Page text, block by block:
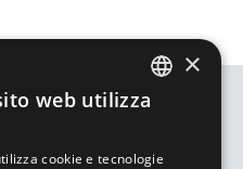
×
web utilizza
cookie e tecnologie